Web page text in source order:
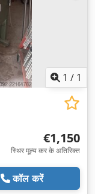
1 / 1
€1,150
स्थिर मूल्य कर के अतिरिक्त
कॉल करें